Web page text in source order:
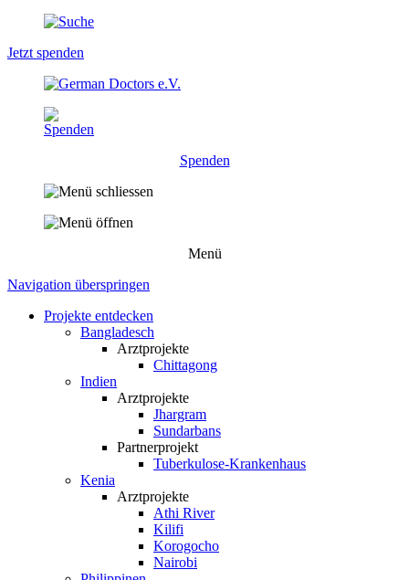
Jetzt spenden
Spenden
Menü
Navigation überspringen
Projekte entdecken
Bangladesch
Arztprojekte
Chittagong
Indien
Arztprojekte
Jhargram
Sundarbans
Partnerprojekt
Tuberkulose-Krankenhaus
Kenia
Arztprojekte
Athi River
Kilifi
Korogocho
Nairobi